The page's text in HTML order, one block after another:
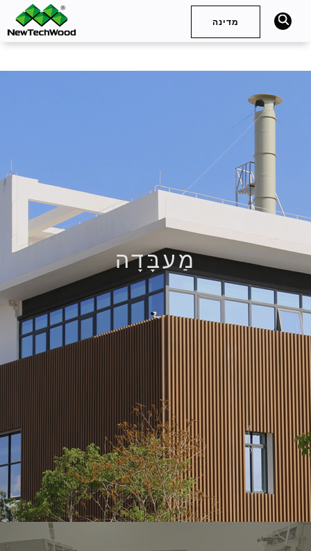
Français
English (Australia)
English (South Africa)
English (United States)
한국어
English (Canada)
English (Sri lanka)
Español (South America)
Nederlands
מדינה
חיפוש
מַעבָּדָה